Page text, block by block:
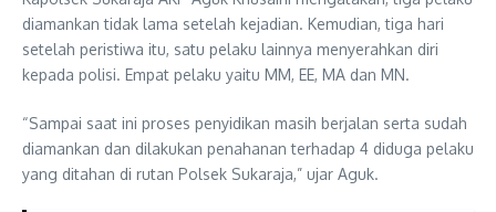
diamankan tidak lama setelah kejadian. Kemudian, tiga hari
setelah peristiwa itu, satu pelaku lainnya menyerahkan diri
kepada polisi. Empat pelaku yaitu MM, EE, MA dan MN.
“Sampai saat ini proses penyidikan masih berjalan serta sudah
diamankan dan dilakukan penahanan terhadap 4 diduga pelaku
yang ditahan di rutan Polsek Sukaraja,” ujar Aguk.